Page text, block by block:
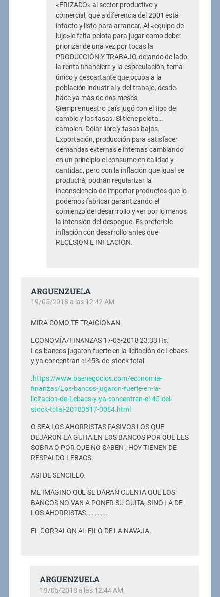
«FRIZADO» al sector productivo y
comercial, que a diferencia del 2001 está
intacto y listo para arrancar. Al «equipo de
lujo»le falta pelota para jugar como debe:
priorizar de una vez por todas la
PRODUCCIÓN Y TRABAJO, dejando de lado
la renta financiera y la especulación, tema
único y descartante que ocupa a la
población industrial y del trabajo, desde
hace ya más de dos meses.
Siempre nuestro país jugó con el tipo de
cambio y las tasas. Si tiene pelota…
cambien. Dólar libre y tasas bajas.
Exportación, producción para satisfacer
demandas externas e internas cambiando
en un principio el consumo en calidad y
cantidad, pero con la inflación que igual se
producirá, podrán regularizar la
inconsciencia de importar productos que lo
podemos fabricar garantizando el
comienzo del desarrrollo y ver por lo menos
la intensión del despegue. Es preferible
inflación con desarrollo antes que
RECESIÓN E INFLACIÓN.
ARGUENZUELA
19/05/2018 a las 12:42 AM
MIRA COMO TE TRAICIONAN.
ECONOMÍA/FINANZAS 17-05-2018 23:33 Hs.
Los bancos jugaron fuerte en la licitación de Lebacs
y ya concentran el 45% del stock total
.https://www.baenegocios.com/economia-
finanzas/Los-bancos-jugaron-fuerte-en-la-
licitacion-de-Lebacs-y-ya-concentran-el-45-del-
stock-total-20180517-0084.html
O SEA LOS AHORRISTAS PASIVOS LOS QUE
DEJARON LA GUITA EN LOS BANCOS POR QUE LES
SOBRA O POR QUE NO SABEN , HOY TIENEN DE
RESPALDO LEBACS.
ASI DE SENCILLO.
ME IMAGINO QUE SE DARAN CUENTA QUE LOS
BANCOS NO VAN A PONER SU GUITA, SINO LA DE
LOS AHORRISTAS…………..
EL CORRALON AL FILO DE LA NAVAJA.
ARGUENZUELA
19/05/2018 a las 12:44 AM